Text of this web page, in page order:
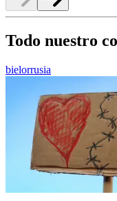
Todo nuestro
bielorrusia